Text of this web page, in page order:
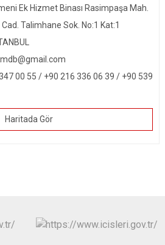
Ek Hizmet Binası Rasimpaşa Mah.
Cad. Talimhane Sok. No:1 Kat:1
00 55 / +90 216 336 06 39 / +90 539
Haritada Gör